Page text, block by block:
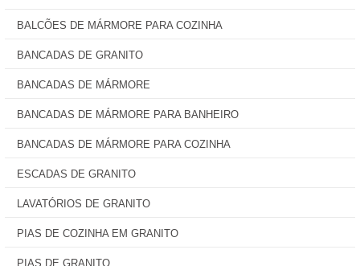
BALCÕES DE MÁRMORE PARA COZINHA
BANCADAS DE GRANITO
BANCADAS DE MÁRMORE
BANCADAS DE MÁRMORE PARA BANHEIRO
BANCADAS DE MÁRMORE PARA COZINHA
ESCADAS DE GRANITO
LAVATÓRIOS DE GRANITO
PIAS DE COZINHA EM GRANITO
PIAS DE GRANITO